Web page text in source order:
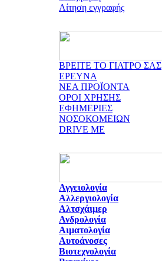
Αίτηση εγγραφής
ΒΡΕΙΤΕ ΤΟ ΓΙΑΤΡΟ ΣΑΣ
ΕΡΕΥΝΑ
ΝΕΑ ΠΡΟΪΟΝΤΑ
ΟΡΟΙ ΧΡΗΣΗΣ
ΕΦΗΜΕΡΙΕΣ
ΝΟΣΟΚΟΜΕΙΩΝ
DRIVE ME
Αγγειολογία
Αλλεργιολογία
Αλτσχάιμερ
Ανδρολογία
Αιματολογία
Αυτοάνοσες
Βιοτεχνολογία